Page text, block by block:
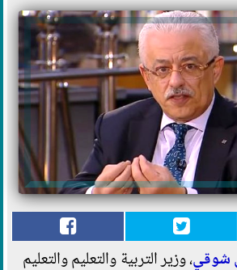
شوقي، وزير التربية والتعليم والتعليم